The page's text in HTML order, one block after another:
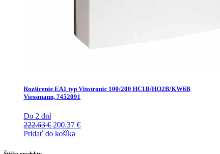
Rozšírenie EA1 typ Vitotronic 100/200 HC1B/HO2B/KW6B
Viessmann, 7452091
Do 2 dní
222.63€ Pôvodná
cena
200.37 €Aktuálna
Pridať do košíka